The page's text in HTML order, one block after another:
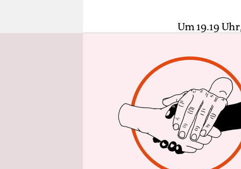
Um 19.19
erfolgreich.
98 Prozent
erstmalig in
worden.
"Großartig",
Ergebnis.
Nachdem